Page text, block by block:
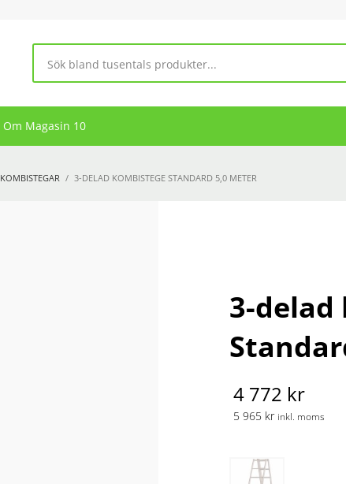
Om Magasin 10
KOMBISTEGAR 3-DELAD KOMBISTEGE STANDARD 5,0 METER
3-delad
4 772 kr
5 965 kr inkl. moms